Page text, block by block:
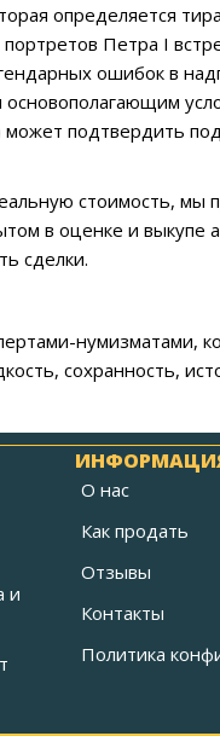
определяется
Петра I
ошибок в
подтвердить
стоимость, мы
в оценке и выкупе
сделки.
нумизматами,
сохранность,
и
О нас
Как продать
Отзывы
Контакты
Политика